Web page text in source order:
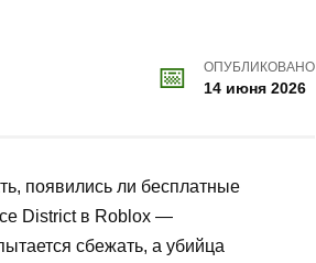
ОПУБЛИКОВАНО
14 июня 2026
появились ли бесплатные
District в Roblox —
сбежать, а убийца